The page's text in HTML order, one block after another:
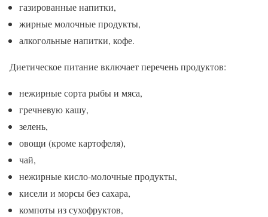
газированные напитки,
жирные молочные продукты,
алкогольные напитки, кофе.
Диетическое питание включает перечень продуктов:
нежирные сорта рыбы и мяса,
гречневую кашу,
зелень,
овощи (кроме картофеля),
чай,
нежирные кисло-молочные продукты,
кисели и морсы без сахара,
компоты из сухофруктов,